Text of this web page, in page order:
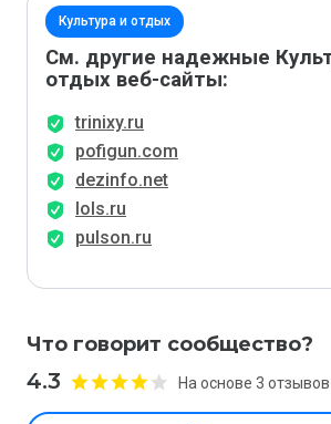
Культура и отдых
См. другие надежные
отдых веб-сайты:
trinixy.ru
pofigun.com
dezinfo.net
lols.ru
pulson.ru
Что говорит сообщество?
4.3 На основе 3 отзывов